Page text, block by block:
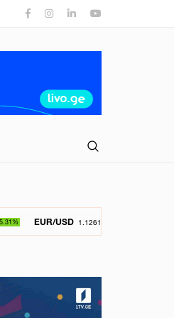
USD 1.126150 -0.049800